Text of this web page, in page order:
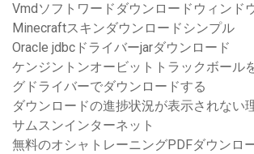
Vmdソフトワードダウンロードウィンド
Minecraftスキンダウンロードシンプル
Oracle jdbcドライバーjarダウンロード
ケンジントンオービットトラックボール
グドライバーでダウンロードする
ダウンロードの進捗状況が表示されない
サムスンインターネット
無料のオシャトレーニングPDFダウンロ